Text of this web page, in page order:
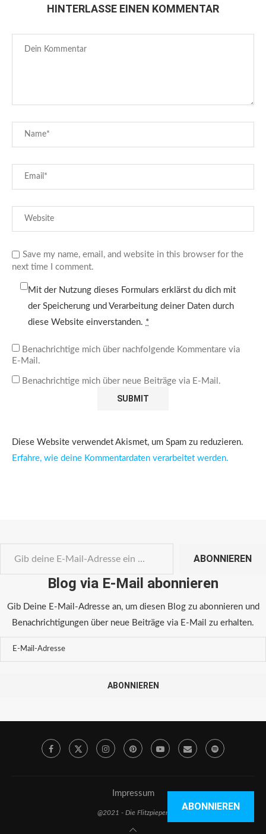
HINTERLASSE EINEN KOMMENTAR
Save my name, email, and website in this browser for the
next time I comment.
Mit der Nutzung dieses Formulars erklärst du dich mit
der Speicherung und Verarbeitung deiner Daten durch
diese Website einverstanden. *
Benachrichtige mich über nachfolgende Kommentare via
E-Mail.
Benachrichtige mich über neue Beiträge via E-Mail.
Diese Website verwendet Akismet, um Spam zu reduzieren.
Erfahre, wie deine Kommentardaten verarbeitet werden.
ABONNIEREN
Blog via E-Mail abonnieren
Gib Deine E-Mail-Adresse an, um diesen Blog zu abonnieren und
Benachrichtigungen über neue Beiträge via E-Mail zu erhalten.
ABONNIEREN
Impressum
@2021 - Die Flitzpiepen
ABONNIEREN